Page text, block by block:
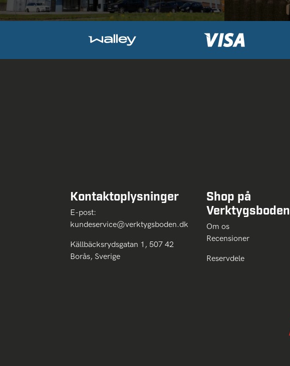
Kontaktoplysninger
E-post:
kundeservice@verktygsboden.dk
Källbäcksrydsgatan 1, 507 42
Borås, Sverige
Shop på
Verktygsboden
Om os
Recensioner
Reservdele